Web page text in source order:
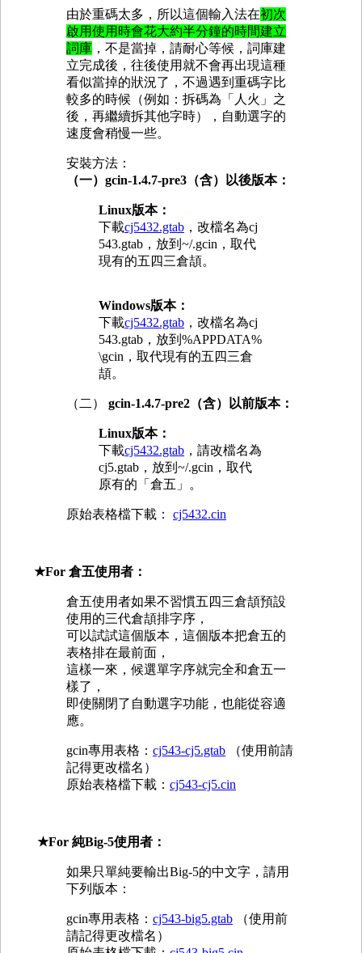
由於重碼太多，所以這個輸入法在初次
啟用使用時會花大約半分鐘的時間建立
詞庫 ，不是當掉，請耐心等候，詞庫建
立完成後，往後使用就不會再出現這種
看似當掉的狀況了，不過遇到重碼字比
較多的時候（例如：拆碼為「人火」之
後，再繼續拆其他字時），自動選字的
速度會稍慢一些。
安裝方法：
（一）gcin-1.4.7-pre3（含）以後版本：
Linux版本：
下載cj5432.gtab ，改檔名為cj
543.gtab，放到~/.gcin，取代
現有的五四三倉頡。
Windows版本：
下載cj5432.gtab ，改檔名為cj
543.gtab，放到%APPDATA%
\gcin，取代現有的五四三倉
頡。
（二） gcin-1.4.7-pre2（含）以前版本：
Linux版本：
下載cj5432.gtab ，請改檔名為
cj5.gtab，放到~/.gcin，取代
原有的「倉五」。
原始表格檔下載： cj5432.cin
★For 倉五使用者：
倉五使用者如果不習慣五四三倉頡預設
使用的三代倉頡排字序，
可以試試這個版本，這個版本把倉五的
表格排在最前面，
這樣一來，候選單字序就完全和倉五一
樣了，
即使關閉了自動選字功能，也能從容適
應。
gcin專用表格： cj543-cj5.gtab （使用前請
記得更改檔名）
原始表格檔下載： cj543-cj5.cin
★For 純Big-5使用者：
如果只單純要輸出Big-5的中文字，請用
下列版本：
gcin專用表格： cj543-big5.gtab （使用前
請記得更改檔名）